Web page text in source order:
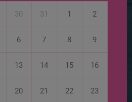
30 31 1 2
6 7 8 9
13 14 15 16
20 21 22 23